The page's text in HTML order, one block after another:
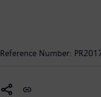
Technologien. Das
Reference Number: